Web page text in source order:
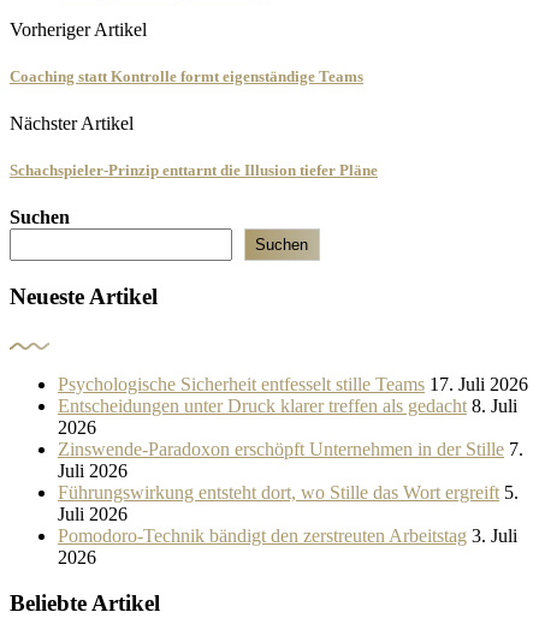
Vorheriger Artikel
Coaching statt Kontrolle formt eigenständige Teams
Nächster Artikel
Schachspieler-Prinzip enttarnt die Illusion tiefer Pläne
Suchen
Suchen
Neueste Artikel
Psychologische Sicherheit entfesselt stille Teams 17. Juli 2026
Entscheidungen unter Druck klarer treffen als gedacht 8. Juli
2026
Zinswende-Paradoxon erschöpft Unternehmen in der Stille 7.
Juli 2026
Führungswirkung entsteht dort, wo Stille das Wort ergreift 5.
Juli 2026
Pomodoro-Technik bändigt den zerstreuten Arbeitstag 3. Juli
2026
Beliebte Artikel